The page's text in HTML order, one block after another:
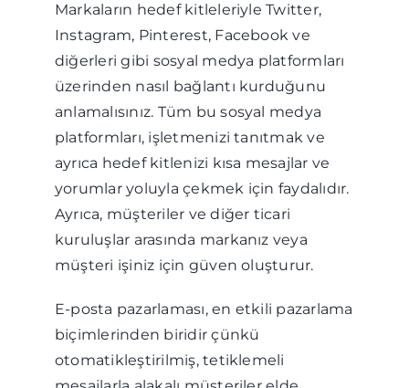
Markaların hedef kitleleriyle Twitter,
Instagram, Pinterest, Facebook ve
diğerleri gibi sosyal medya platformları
üzerinden nasıl bağlantı kurduğunu
anlamalısınız. Tüm bu sosyal medya
platformları, işletmenizi tanıtmak ve
ayrıca hedef kitlenizi kısa mesajlar ve
yorumlar yoluyla çekmek için faydalıdır.
Ayrıca, müşteriler ve diğer ticari
kuruluşlar arasında markanız veya
müşteri işiniz için güven oluşturur.
E-posta pazarlaması, en etkili pazarlama
biçimlerinden biridir çünkü
otomatikleştirilmiş, tetiklemeli